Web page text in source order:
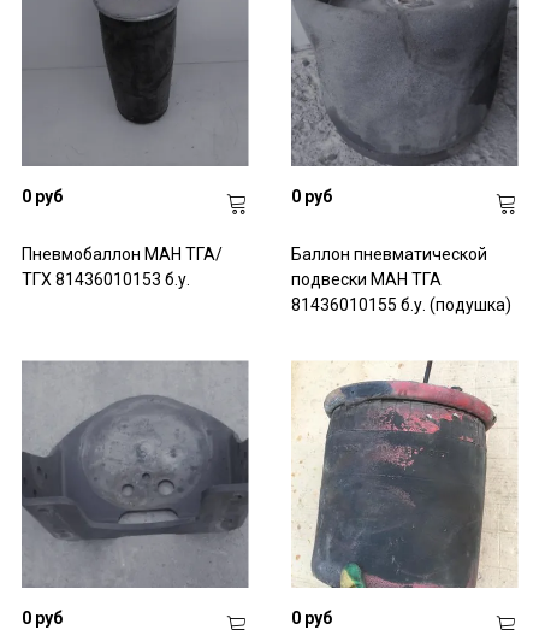
0 руб
Пневмобаллон МАН ТГА/
ТГХ 81436010153 б.у.
0 руб
Баллон пневматической
подвески МАН ТГА
81436010155 б.у. (подушка)
0 руб 0 руб